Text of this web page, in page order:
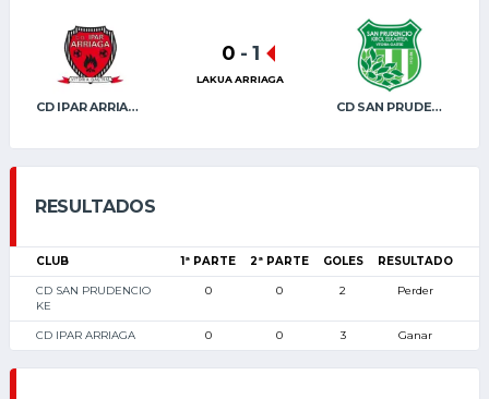
CD IPAR ARRIAGA CD SAN PRUDENCIO KE
0 - 1
LAKUA ARRIAGA
RESULTADOS
CLUB 1ª PARTE 2ª PARTE GOLES RESULTADO
CD SAN PRUDENCIO
KE
0 0 2 Perder
CD IPAR ARRIAGA 0 0 3 Ganar